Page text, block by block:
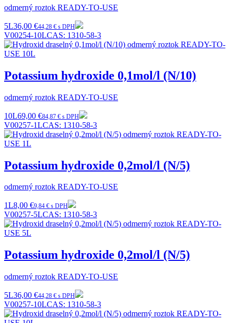
odmerný roztok READY-TO-USE
5L36,00 €44,28 € s DPH
V00254-10LCAS: 1310-58-3
Potassium hydroxide 0,1mol/l (N/10)
odmerný roztok READY-TO-USE
10L69,00 €84,87 € s DPH
V00257-1LCAS: 1310-58-3
Potassium hydroxide 0,2mol/l (N/5)
odmerný roztok READY-TO-USE
1L8,00 €9,84 € s DPH
V00257-5LCAS: 1310-58-3
Potassium hydroxide 0,2mol/l (N/5)
odmerný roztok READY-TO-USE
5L36,00 €44,28 € s DPH
V00257-10LCAS: 1310-58-3